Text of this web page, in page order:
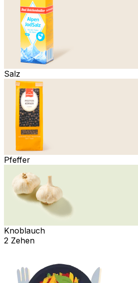
Salz
Pfeffer
Knoblauch
2 Zehen